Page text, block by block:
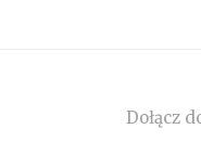
Dołącz